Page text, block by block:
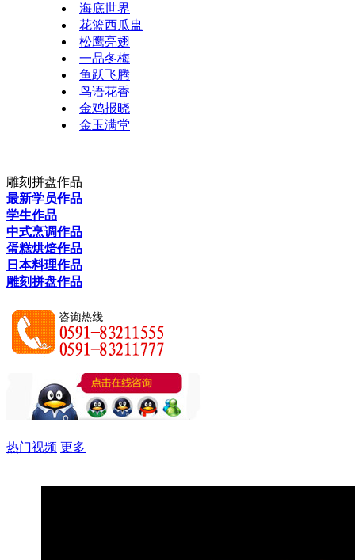
海底世界
花篮西瓜盅
松鹰亮翅
一品冬梅
鱼跃飞腾
鸟语花香
金鸡报晓
金玉满堂
雕刻拼盘作品
最新学员作品
学生作品
中式烹调作品
蛋糕烘焙作品
日本料理作品
雕刻拼盘作品
热门视频 更多